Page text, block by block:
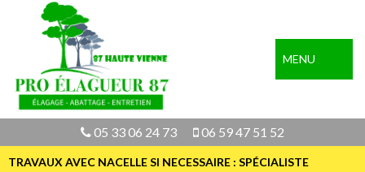
MENU
05 33 06 24 73 06 59 47 51 52
TRAVAUX AVEC NACELLE SI NECESSAIRE : SPÉCIALISTE